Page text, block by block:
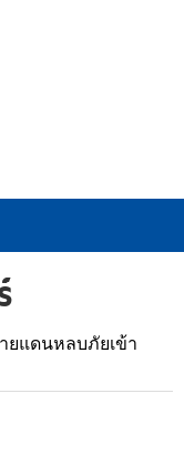
ยแดนหลบภัยเข้า